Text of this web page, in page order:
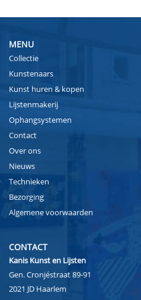
MENU
Collectie
Kunstenaars
Kunst huren & kopen
Lijstenmakerij
Ophangsystemen
Contact
Over ons
Nieuws
Technieken
Bezorging
Algemene voorwaarden
CONTACT
Kanis Kunst en Lijsten
Gen. Cronjéstraat 89-91
2021 JD Haarlem